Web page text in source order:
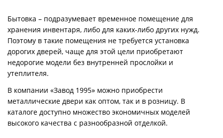
Бытовка – подразумевает временное помещение для
хранения инвентаря, либо для каких-либо других нужд.
Поэтому в такие помещения не требуется установка
дорогих дверей, чаще для этой цели приобретают
недорогие модели без внутренней прослойки и
утеплителя.
В компании «Завод 1995» можно приобрести
металлические двери как оптом, так и в розницу. В
каталоге доступно множество экономичных моделей
высокого качества с разнообразной отделкой.